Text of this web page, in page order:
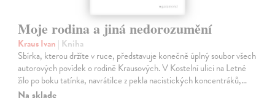
Moje rodina a jiná nedorozumění
Kraus Ivan | Kniha
Sbírka, kterou držíte v ruce, představuje konečně úplný soubor všech
autorových povídek o rodině Krausových. V Kostelní ulici na Letné
žilo po boku tatínka, navrátilce z pekla nacistických koncentráků,…
Na sklade